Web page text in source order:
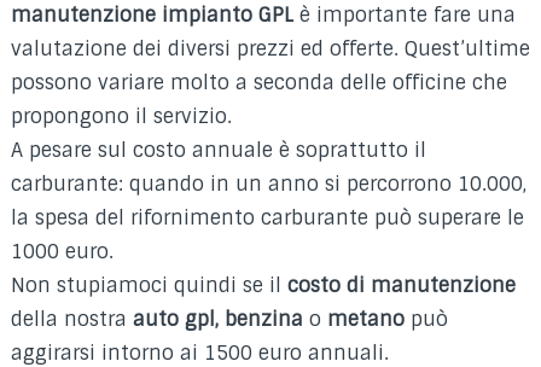
manutenzione impianto GPLè importante fare una
valutazione dei diversi prezzi ed offerte. Quest’ultime
possono variare molto a seconda delle officine che
propongono il servizio.
A pesare sul costo annuale è soprattutto il
carburante: quando in un anno si percorrono 10.000,
la spesa del rifornimento carburante può superare le
1000 euro.
Non stupiamoci quindi se il costo di manutenzione
della nostra auto gpl, benzina o metanopuò
aggirarsi intorno ai 1500 euro annuali.